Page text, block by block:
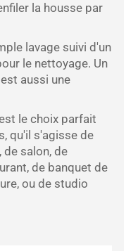
la housse par
lavage suivi d'un
le nettoyage. Un
aussi une
le choix parfait
qu'il s'agisse de
de salon, de
de banquet de
ou de studio